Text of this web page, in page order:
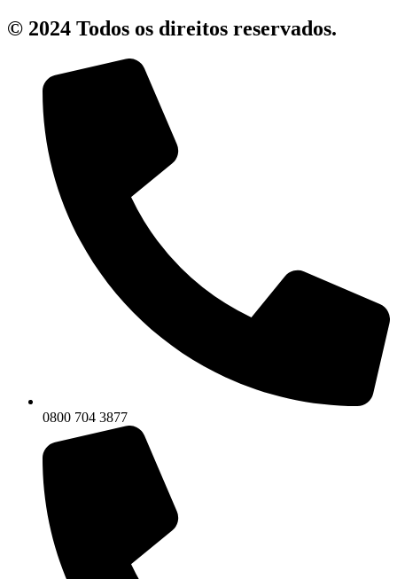
© 2024 Todos os direitos reservados.
0800 704 3877